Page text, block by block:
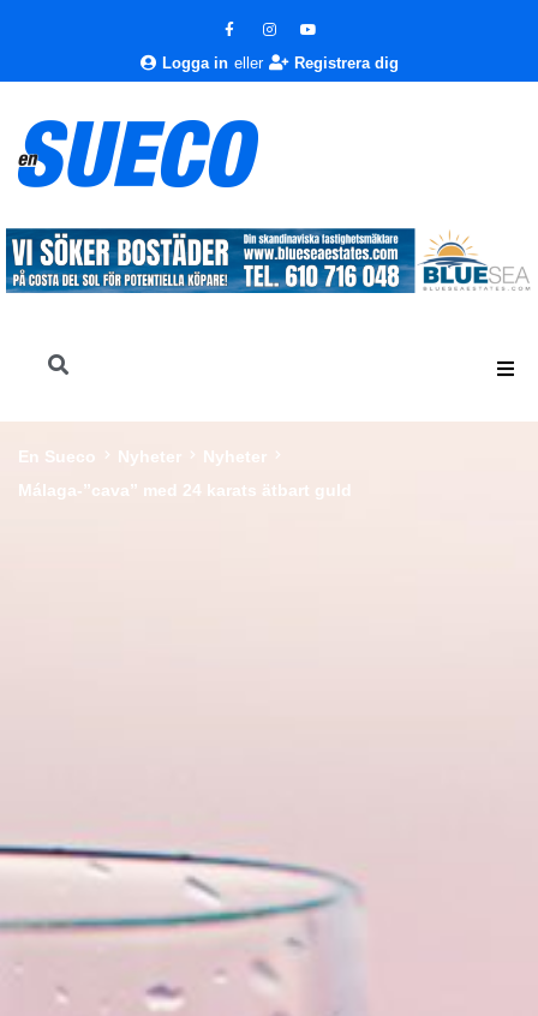
Logga in eller Registrera dig
En Sueco Nyheter
Nyheter
Málaga-”cava” med 24 karats ätbart guld